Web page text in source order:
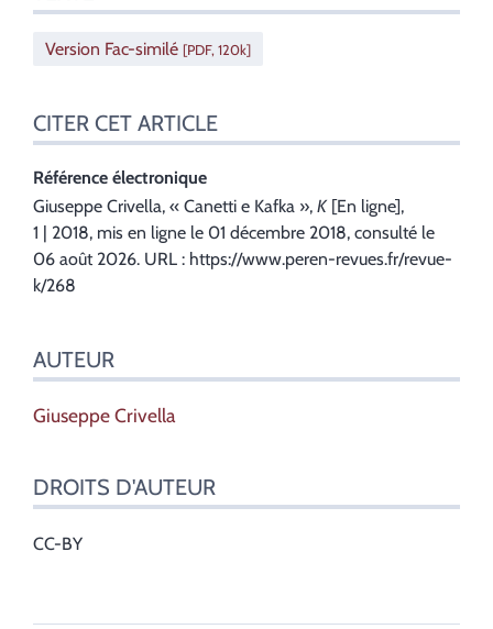
Version Fac-similé [PDF, 120k]
CITER CET ARTICLE
Référence électronique
Giuseppe Crivella, « Canetti e Kafka », K [En ligne],
1 | 2018, mis en ligne le 01 décembre 2018, consulté le
06 août 2026. URL : https://www.peren-revues.fr/revue-
k/268
AUTEUR
GiuseppeCrivella
DROITS D'AUTEUR
CC-BY